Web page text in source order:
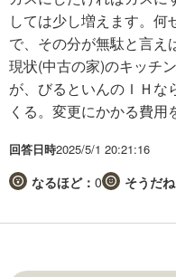
しては少し増えます。
で、その分が無駄と言え
現状(中古の家)のキッチ
が、びるといんのＩＨな
くる。変更にかかる費用
回答日時2025/5/1 20:21:16
なるほど： 0 そうだね